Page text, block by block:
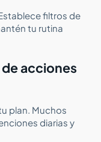
filtros de
tu rutina
acciones
plan. Muchos
diarias y